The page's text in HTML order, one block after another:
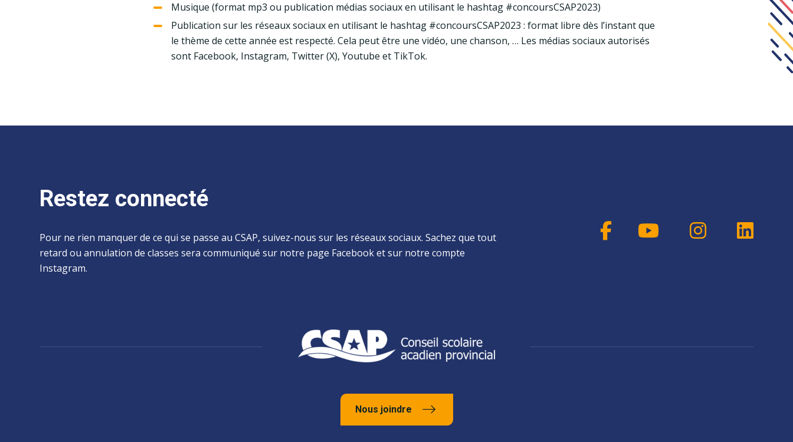
Musique (format mp3 ou publication médias sociaux en utilisant le hashtag #concoursCSAP2023)
Publication sur les réseaux sociaux en utilisant le hashtag #concoursCSAP2023 : format libre dès l’instant que
le thème de cette année est respecté. Cela peut être une vidéo, une chanson, … Les médias sociaux autorisés
sont Facebook, Instagram, Twitter (X), Youtube et TikTok.
Restez connecté
Pour ne rien manquer de ce qui se passe au CSAP, suivez-nous sur les réseaux sociaux. Sachez que tout
retard ou annulation de classes sera communiqué sur notre page Facebook et sur notre compte
Instagram.
Nous joindre